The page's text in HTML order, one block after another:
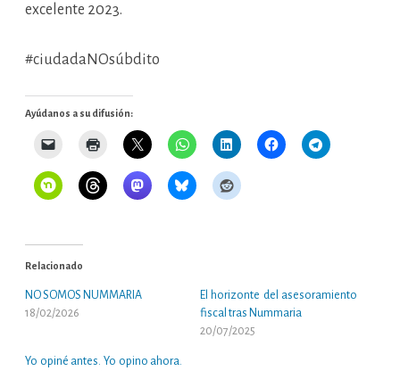
excelente 2023.
#ciudadaNOsúbdito
Ayúdanos a su difusión:
Relacionado
NO SOMOS NUMMARIA
18/02/2026
El horizonte del asesoramiento
fiscal tras Nummaria
20/07/2025
Yo opiné antes. Yo opino ahora.